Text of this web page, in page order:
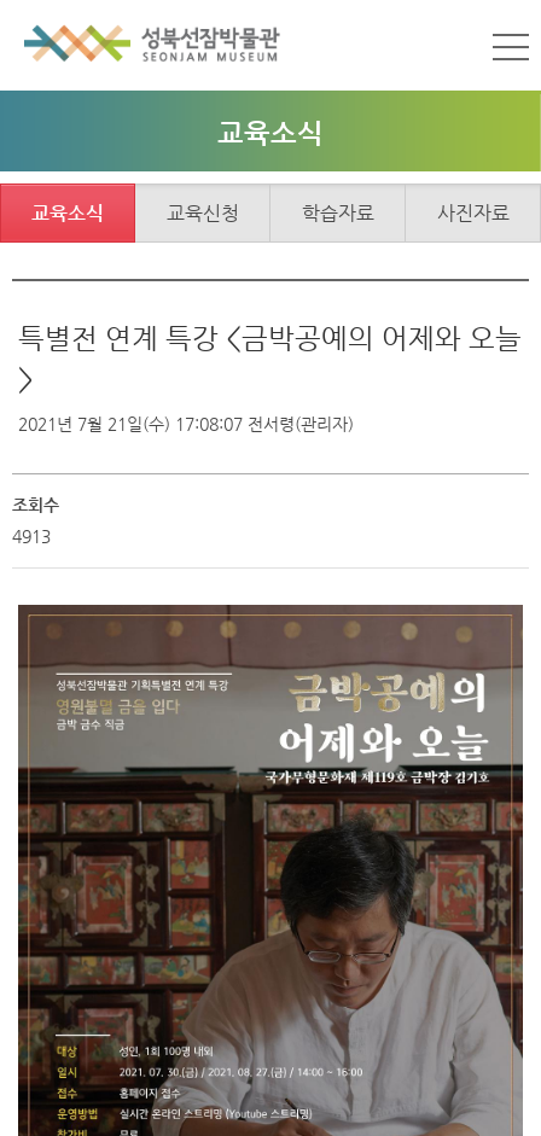
교육소식
교육소식 교육신청 학습자료 사진자료
특별전 연계 특강 <금박공예의 어제와 오늘
>
2021년 7월 21일(수) 17:08:07 전서령(관리자)
조회수
4913